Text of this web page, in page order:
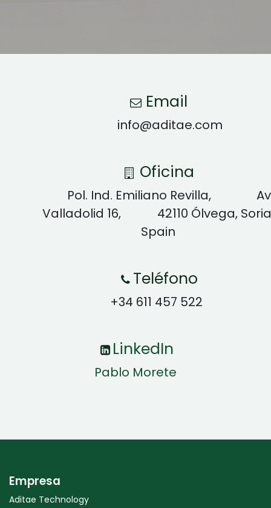
Email
info@aditae.com
Oficina
Pol. Ind. Emiliano Revilla,
Valladolid 16, 42110 Ólvega,
Spain
Teléfono
+34 611 457 522
LinkedIn
Pablo Morete
Empresa
Aditae Technology